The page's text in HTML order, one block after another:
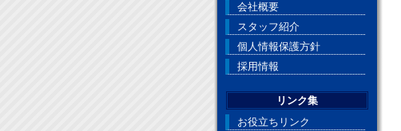
会社概要
スタッフ紹介
個人情報保護方針
採用情報
リンク集
お役立ちリンク